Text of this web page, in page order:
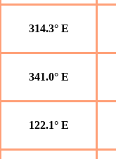
314.3° E
341.0° E
122.1° E